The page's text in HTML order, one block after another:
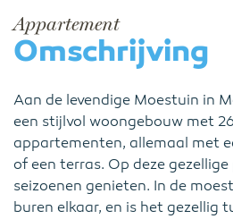
Appartement
Omschrijving
Aan de levendige Moestuin in
een stijlvol woongebouw met
appartementen, allemaal met
of een terras. Op deze
seizoenen genieten. In de
buren elkaar, en is het gezellig